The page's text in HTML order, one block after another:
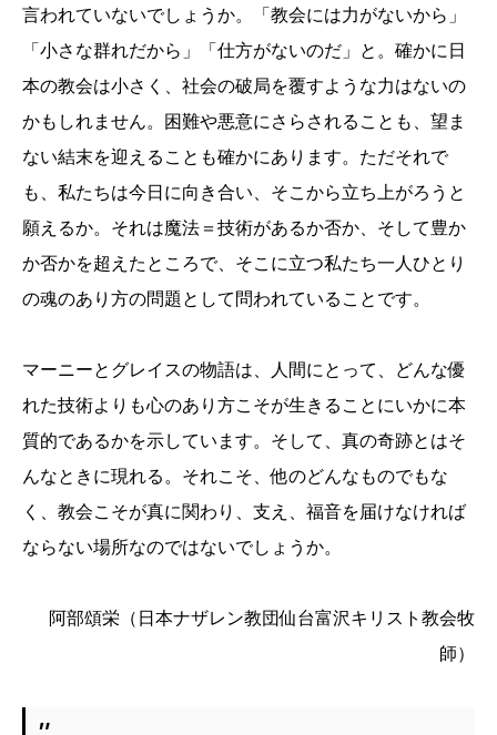
言われていないでしょうか。「教会には力がないから」
「小さな群れだから」「仕方がないのだ」と。確かに日
本の教会は小さく、社会の破局を覆すような力はないの
かもしれません。困難や悪意にさらされることも、望ま
ない結末を迎えることも確かにあります。ただそれで
も、私たちは今日に向き合い、そこから立ち上がろうと
願えるか。それは魔法＝技術があるか否か、そして豊か
か否かを超えたところで、そこに立つ私たち一人ひとり
の魂のあり方の問題として問われていることです。
マーニーとグレイスの物語は、人間にとって、どんな優
れた技術よりも心のあり方こそが生きることにいかに本
質的であるかを示しています。そして、真の奇跡とはそ
んなときに現れる。それこそ、他のどんなものでもな
く、教会こそが真に関わり、支え、福音を届けなければ
ならない場所なのではないでしょうか。
阿部頌栄（日本ナザレン教団仙台富沢キリスト教会牧
師）